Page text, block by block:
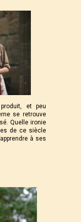
et peu
se retrouve
Quelle ironie
de ce siècle
à ses